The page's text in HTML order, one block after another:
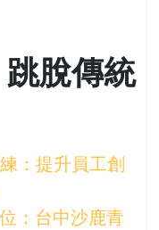
脫傳統
：提升員工創
：台中沙鹿青